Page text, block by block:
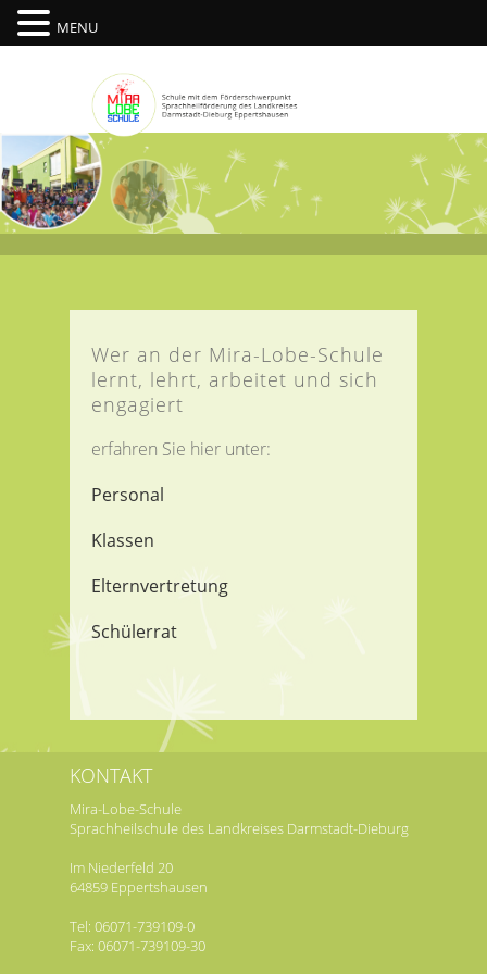
Wer an der Mira-Lobe-Schule
lernt, lehrt, arbeitet und sich
engagiert
erfahren Sie hier unter:
Personal
Klassen
Elternvertretung
Schülerrat
KONTAKT
Mira-Lobe-Schule
Sprachheilschule des Landkreises Darmstadt-Dieburg
Im Niederfeld 20
64859 Eppertshausen
Tel: 06071-739109-0
Fax: 06071-739109-30
MENU